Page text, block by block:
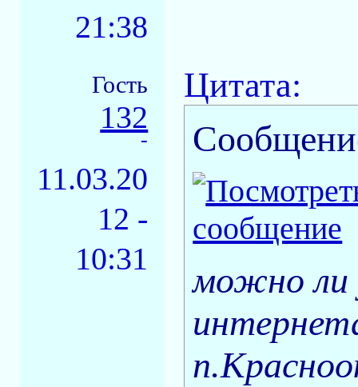
21:38
Гость
132
-
11.03.20
12 -
10:31
Цитата:
можно ли